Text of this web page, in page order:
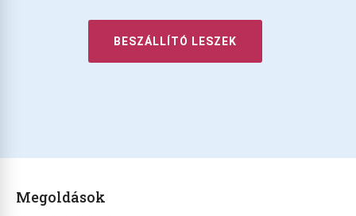
BESZÁLLÍTÓ LESZEK
Megoldások